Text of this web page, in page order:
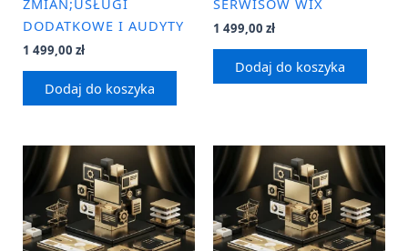
ZMIAN;USŁUGI
DODATKOWE I AUDYTY
1 499,00 zł
Dodaj do koszyka
SERWISÓW WIX
1 499,00 zł
Dodaj do koszyka